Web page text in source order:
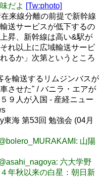
だよ [Tw:photo]
来線分離の前提で新幹線
送サービスが低下するの
昇、新幹線は高い&駅が
れ以上に広域輸送サービ
るか」次第というところ
を輸送するリムジンバスが
させた" / バニラ・エアが
９人が入国 - 産経ニュー
東海 第53回 勉強会 (04月
山陽
六大学野
年秋以来の白星：朝日新